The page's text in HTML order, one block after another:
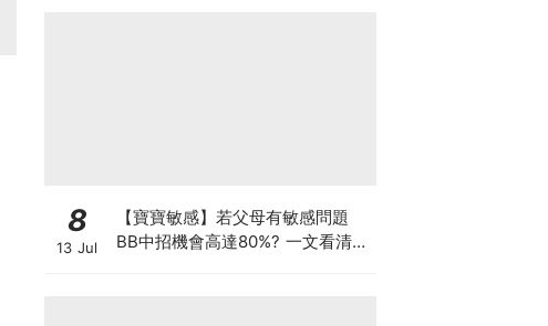
8
13 Jul
【寶寶敏感】若父母有敏感問題
BB中招機會高達80%? 一文看清預